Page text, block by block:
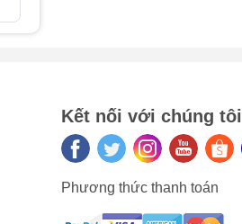
Kết nối với chúng tôi
Phương thức thanh toán